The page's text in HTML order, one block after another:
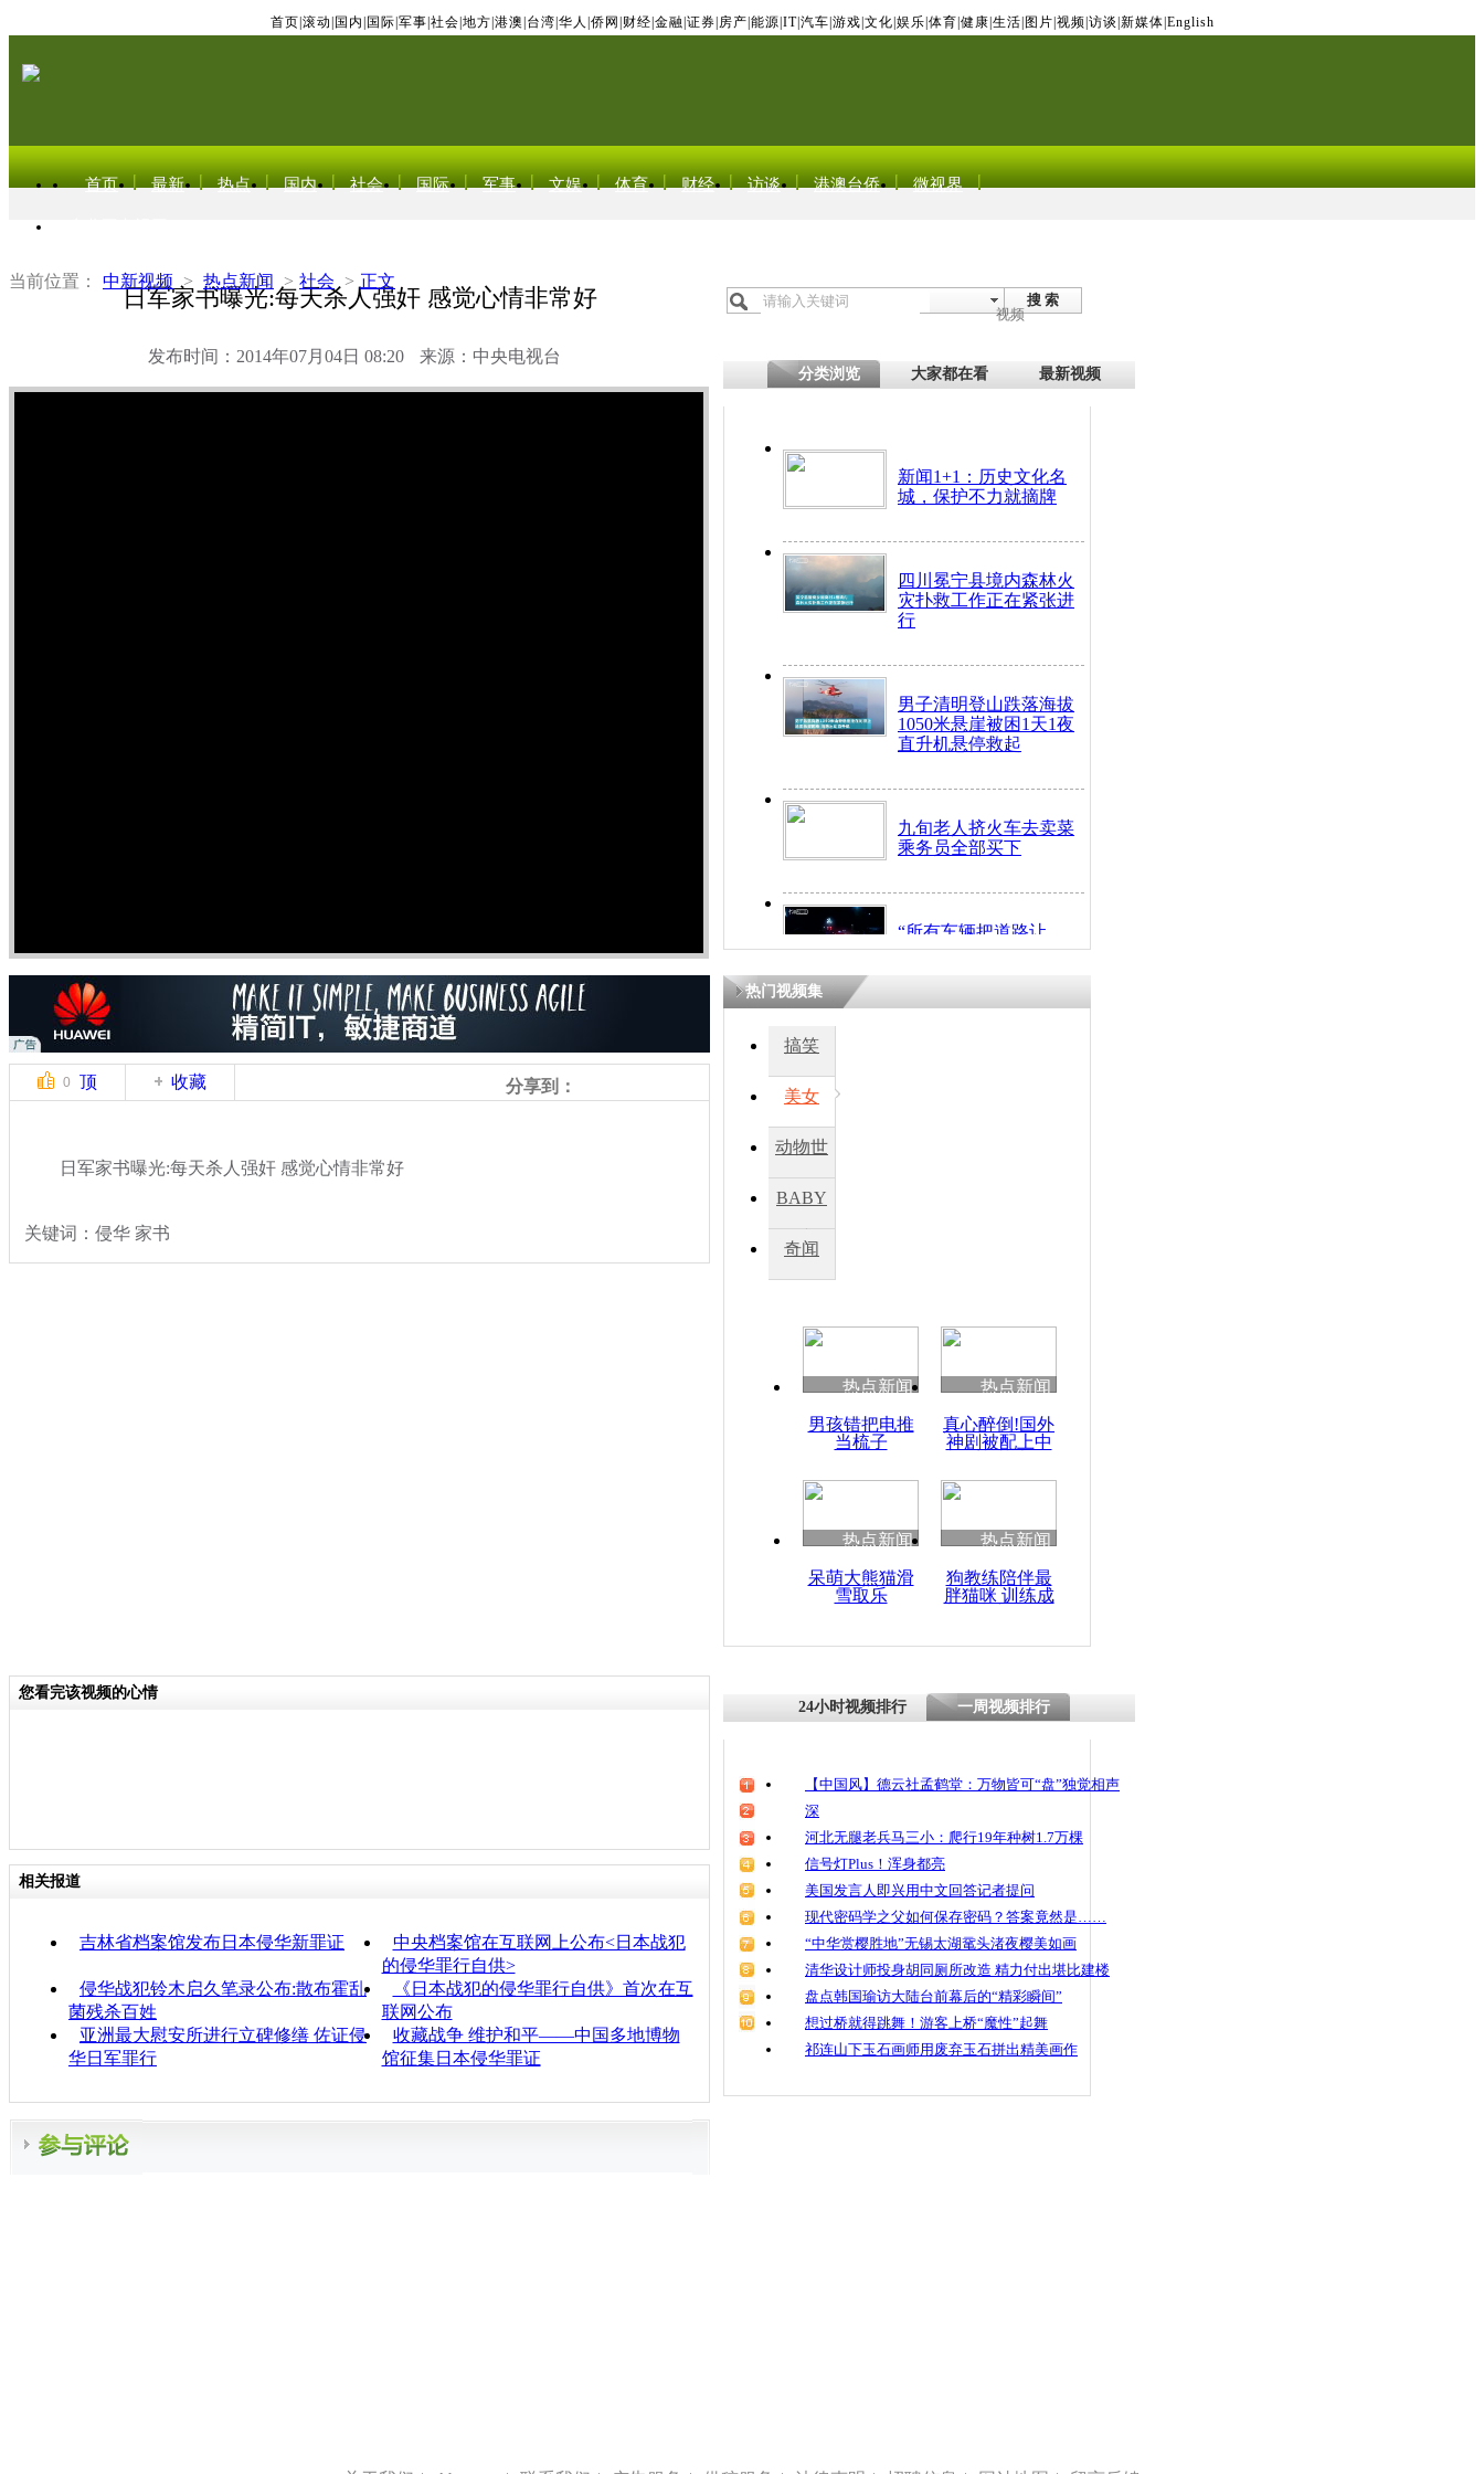
首页 滚动 国内 国际 军事 社会 地方 港澳 台湾 华人 侨网 财经 金融 证券 房产 能源 IT| 汽车 游戏 文化 娱乐 体育 健康 生活 图片 视频 访谈 新媒体 English
首页 最新 热点 国内 社会 国际 军事 文娱 体育 财经 访谈 港澳台侨 微视界
当前位置： 中新视频 > 热点新闻 > 社会 > 正文
日军家书曝光:每天杀人强奸 感觉心情非常好
发布时间：2014年07月04日 08:20 来源：中央电视台
搜 索
视频
分类浏览 大家都在看 最新视频
新闻1+1：历史文化名
城，保护不力就摘牌
四川冕宁县境内森林火
灾扑救工作正在紧张进
行
男子清明登山跌落海拔
1050米悬崖被困1天1夜
直升机悬停救起
九旬老人挤火车去卖菜
乘务员全部买下
“所有车辆把道路让
开！”儿童突发疾病交
因
度苗族花山节
魂
0 顶 收藏 分享到：
日军家书曝光:每天杀人强奸 感觉心情非常好
关键词：侵华 家书
热门视频集
搞笑
美女
动物世
BABY
秀
奇闻
热点新闻
男孩错把电推
当梳子
热点新闻
真心醉倒!国外
神剧被配上中
热点新闻
呆萌大熊猫滑
雪取乐
热点新闻
狗教练陪伴最
胖猫咪 训练成
您看完该视频的心情
相关报道
吉林省档案馆发布日本侵华新罪证
中央档案馆在互联网上公布<日本战犯
的侵华罪行自供>
侵华战犯铃木启久笔录公布:散布霍乱
菌残杀百姓
《日本战犯的侵华罪行自供》首次在互
联网公布
亚洲最大慰安所进行立碑修缮 佐证侵
华日军罪行
收藏战争 维护和平——中国多地博物
馆征集日本侵华罪证
24小时视频排行 一周视频排行
【中国风】德云社孟鹤堂：万物皆可“盘”独觉相声
深
河北无腿老兵马三小：爬行19年种树1.7万棵
信号灯Plus！浑身都亮
美国发言人即兴用中文回答记者提问
现代密码学之父如何保存密码？答案竟然是……
“中华赏樱胜地”无锡太湖鼋头渚夜樱美如画
清华设计师投身胡同厕所改造 精力付出堪比建楼
盘点韩国瑜访大陆台前幕后的“精彩瞬间”
想过桥就得跳舞！游客上桥“魔性”起舞
祁连山下玉石画师用废弃玉石拼出精美画作